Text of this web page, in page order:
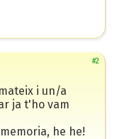
#2
i un/a
ja t'ho vam
he he!